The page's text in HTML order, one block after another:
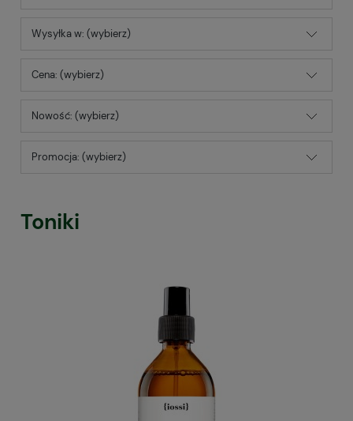
Wysyłka w: (wybierz)
Cena: (wybierz)
Nowość: (wybierz)
Promocja: (wybierz)
Toniki